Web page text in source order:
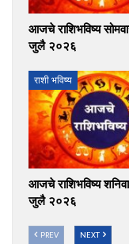
आजचे राशिभविष्य
जुलै २०२६
राशी भविष्य
आजचे राशिभविष्य
जुलै २०२६
PREV NEXT